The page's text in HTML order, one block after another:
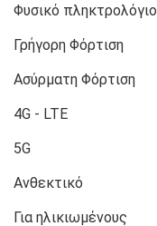
Φυσικό πληκτρολόγιο
Γρήγορη Φόρτιση
Ασύρματη Φόρτιση
4G - LTE
5G
Ανθεκτικό
Για ηλικιωμένους